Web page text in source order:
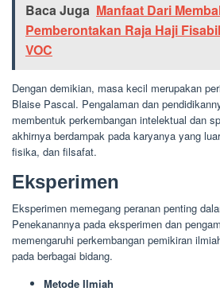
Baca Juga Manfaat Dari
Pemberontakan Raja Haji
VOC
Dengan demikian, masa kecil merupakan
Blaise Pascal. Pengalaman dan
membentuk perkembangan intelektual dan
akhirnya berdampak pada karyanya yang
fisika, dan filsafat.
Eksperimen
Eksperimen memegang peranan penting
Penekanannya pada eksperimen dan
memengaruhi perkembangan pemikiran
pada berbagai bidang.
Metode Ilmiah